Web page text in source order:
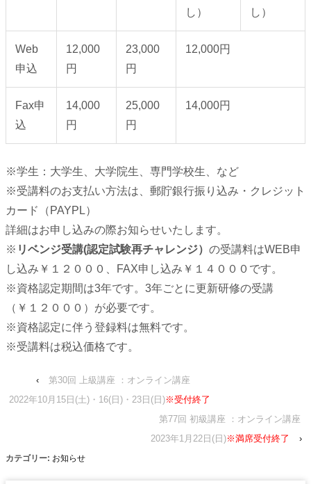
し）
し）
Web
申込
12,000
円
23,000
円
12,000円
Fax申
込
14,000
円
25,000
円
14,000円
※学生：大学生、大学院生、専門学校生、など
※受講料のお支払い方法は、郵貯銀行振り込み・クレジット
カード（PAYPL）
詳細はお申し込みの際お知らせいたします。
※ リベンジ受講(認定試験再チャレンジ） の受講料はWEB申
し込み￥１２０００、FAX申し込み￥１４０００です。
※資格認定期間は3年です。3年ごとに更新研修の受講
（￥１２０００）が必要です。
※資格認定に伴う登録料は無料です。
※受講料は税込価格です。
‹
第30回 上級講座 ：オンライン講座
2022年10月15日(土)・16(日)・23日(日)※受付終了
第77回 初級講座 ：オンライン講座
2023年1月22日(日)※満席受付終了 ›
カテゴリー: お知らせ